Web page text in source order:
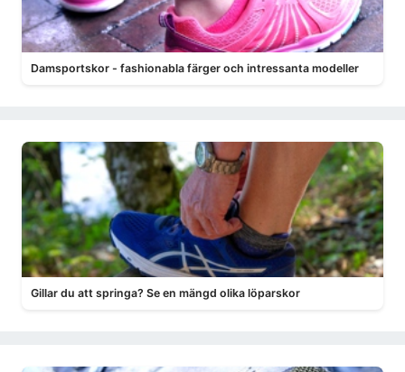
Damsportskor - fashionabla färger och intressanta modeller
Gillar du att springa? Se en mängd olika löparskor